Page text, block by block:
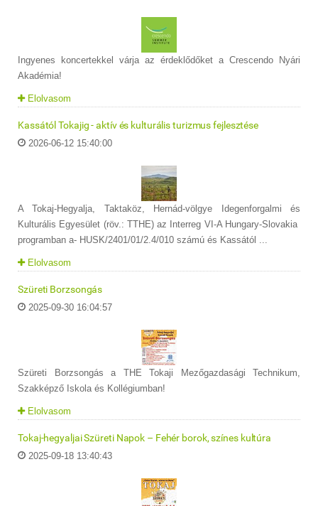
Ingyenes koncertekkel várja az érdeklődőket a Crescendo Nyári
Akadémia!
Elolvasom
Kassától Tokajig - aktív és kulturális turizmus fejlesztése
2026-06-12 15:40:00
A Tokaj-Hegyalja, Taktaköz, Hernád-völgye Idegenforgalmi és
Kulturális Egyesület (röv.: TTHE) az Interreg VI-A Hungary-Slovakia
programban a- HUSK/2401/01/2.4/010 számú és Kassától ...
Elolvasom
Szüreti Borzsongás
2025-09-30 16:04:57
Szüreti Borzsongás a THE Tokaji Mezőgazdasági Technikum,
Szakképző Iskola és Kollégiumban!
Elolvasom
Tokaj-hegyaljai Szüreti Napok – Fehér borok, színes kultúra
2025-09-18 13:40:43